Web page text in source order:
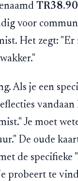
voor
Het zegt:
Als je een
vandaan
Je moet
De oude
de specifieke
probeert te